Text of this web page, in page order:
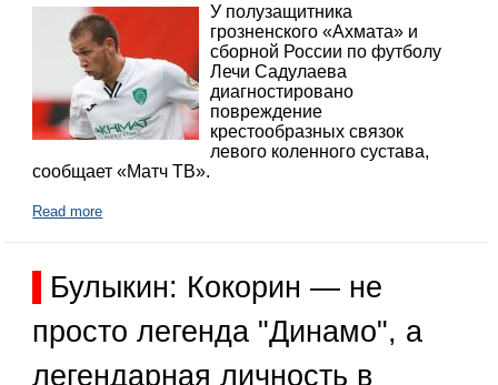
У полузащитника
грозненского «Ахмата» и
сборной России по футболу
Лечи Садулаева
диагностировано
повреждение
крестообразных связок
левого коленного сустава,
сообщает «Матч ТВ».
Read more
Булыкин: Кокорин — не
просто легенда "Динамо", а
легендарная личность в